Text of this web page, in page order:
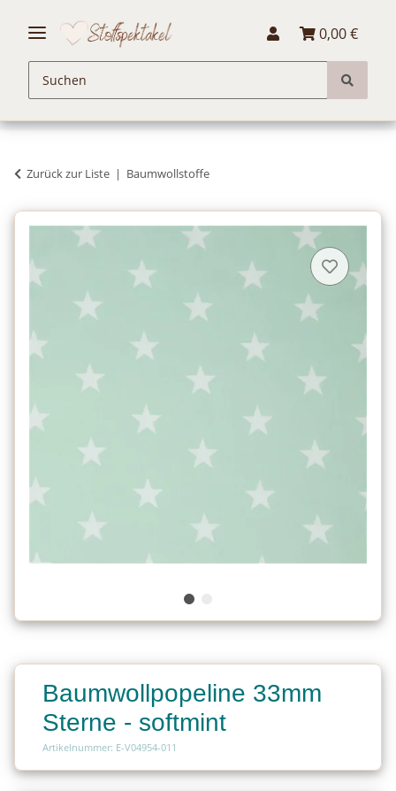
0,00 €
Zurück zur Liste Baumwollstoffe
Baumwollpopeline 33mm
Sterne - softmint
Artikelnummer: E-V04954-011